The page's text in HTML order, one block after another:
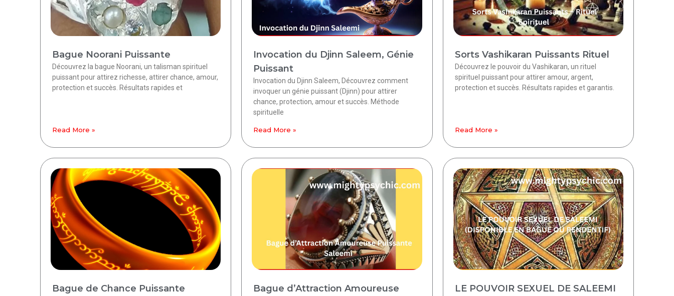
Bague Noorani Puissante
Découvrez la bague Noorani, un talisman spirituel
puissant pour attirez richesse, attirer chance, amour,
protection et succès. Résultats rapides et
Read More »
Invocation du Djinn Saleem, Génie
Puissant
Invocation du Djinn Saleem, Découvrez comment
invoquer un génie puissant (Djinn) pour attirer
chance, protection, amour et succès. Méthode
spirituelle
Read More »
Sorts Vashikaran Puissants Rituel
Découvrez le pouvoir du Vashikaran, un rituel
spirituel puissant pour attirer amour, argent,
protection et succès. Résultats rapides et garantis.
Read More »
Bague de Chance Puissante
Bague d’Attraction Amoureuse
LE POUVOIR SEXUEL DE SALEEMI